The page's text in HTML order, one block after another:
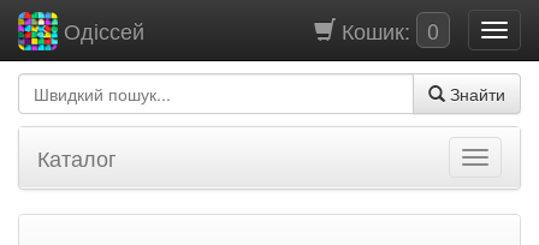
Кошик: 0
Одіссей
Знайти
Каталог